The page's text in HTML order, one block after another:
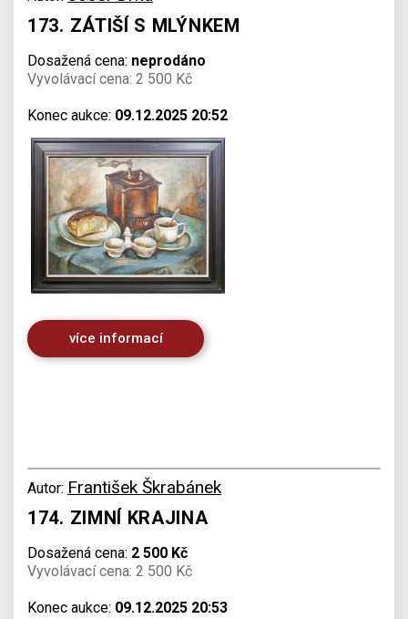
173. ZÁTIŠÍ S MLÝNKEM
Dosažená cena: neprodáno
Vyvolávací cena: 2 500 Kč
Konec aukce: 09.12.2025 20:52
více informací
Autor: František Škrabánek
174. ZIMNÍ KRAJINA
Dosažená cena: 2 500 Kč
Vyvolávací cena: 2 500 Kč
Konec aukce: 09.12.2025 20:53